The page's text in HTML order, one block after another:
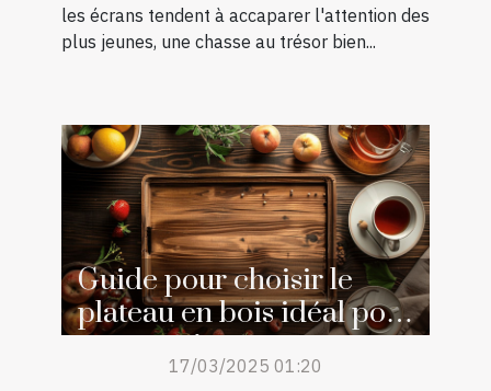
les écrans tendent à accaparer l'attention des
plus jeunes, une chasse au trésor bien...
Guide pour choisir le
plateau en bois idéal pour
votre maison
17/03/2025 01:20